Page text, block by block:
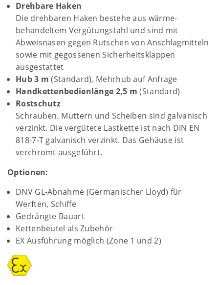
Drehbare Haken
Die drehbaren Haken bestehe aus wärme­
behandeltem Vergütungstahl und sind mit
Abweisnasen gegen Rutschen von Anschlag­mitteln
sowie mit gegossenen Sicherheitsklappen
ausgestattet
Hub 3 m (Standard), Mehrhub auf Anfrage
Handkettenbedienlänge 2,5 m (Standard)
Rostschutz
Schrauben, Muttern und Scheiben sind galvanisch
verzinkt. Die vergütete Lastkette ist nach DIN EN
818-7-T galvanisch verzinkt. Das Gehäuse ist
verchromt ausgeführt.
Optionen:
DNV GL-Abnahme (Germanischer Lloyd) für
Werften, Schiffe
Gedrängte Bauart
Kettenbeutel als Zubehör
EX Ausführung möglich (Zone 1 und 2)